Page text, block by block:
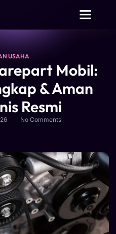
USAHA
Mobil:
& Aman
Resmi
No Comments